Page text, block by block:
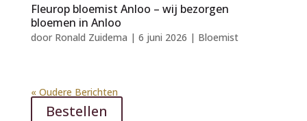
Fleurop bloemist Anloo – wij bezorgen
bloemen in Anloo
door Ronald Zuidema | 6 juni 2026 | Bloemist
« Oudere Berichten
Bestellen